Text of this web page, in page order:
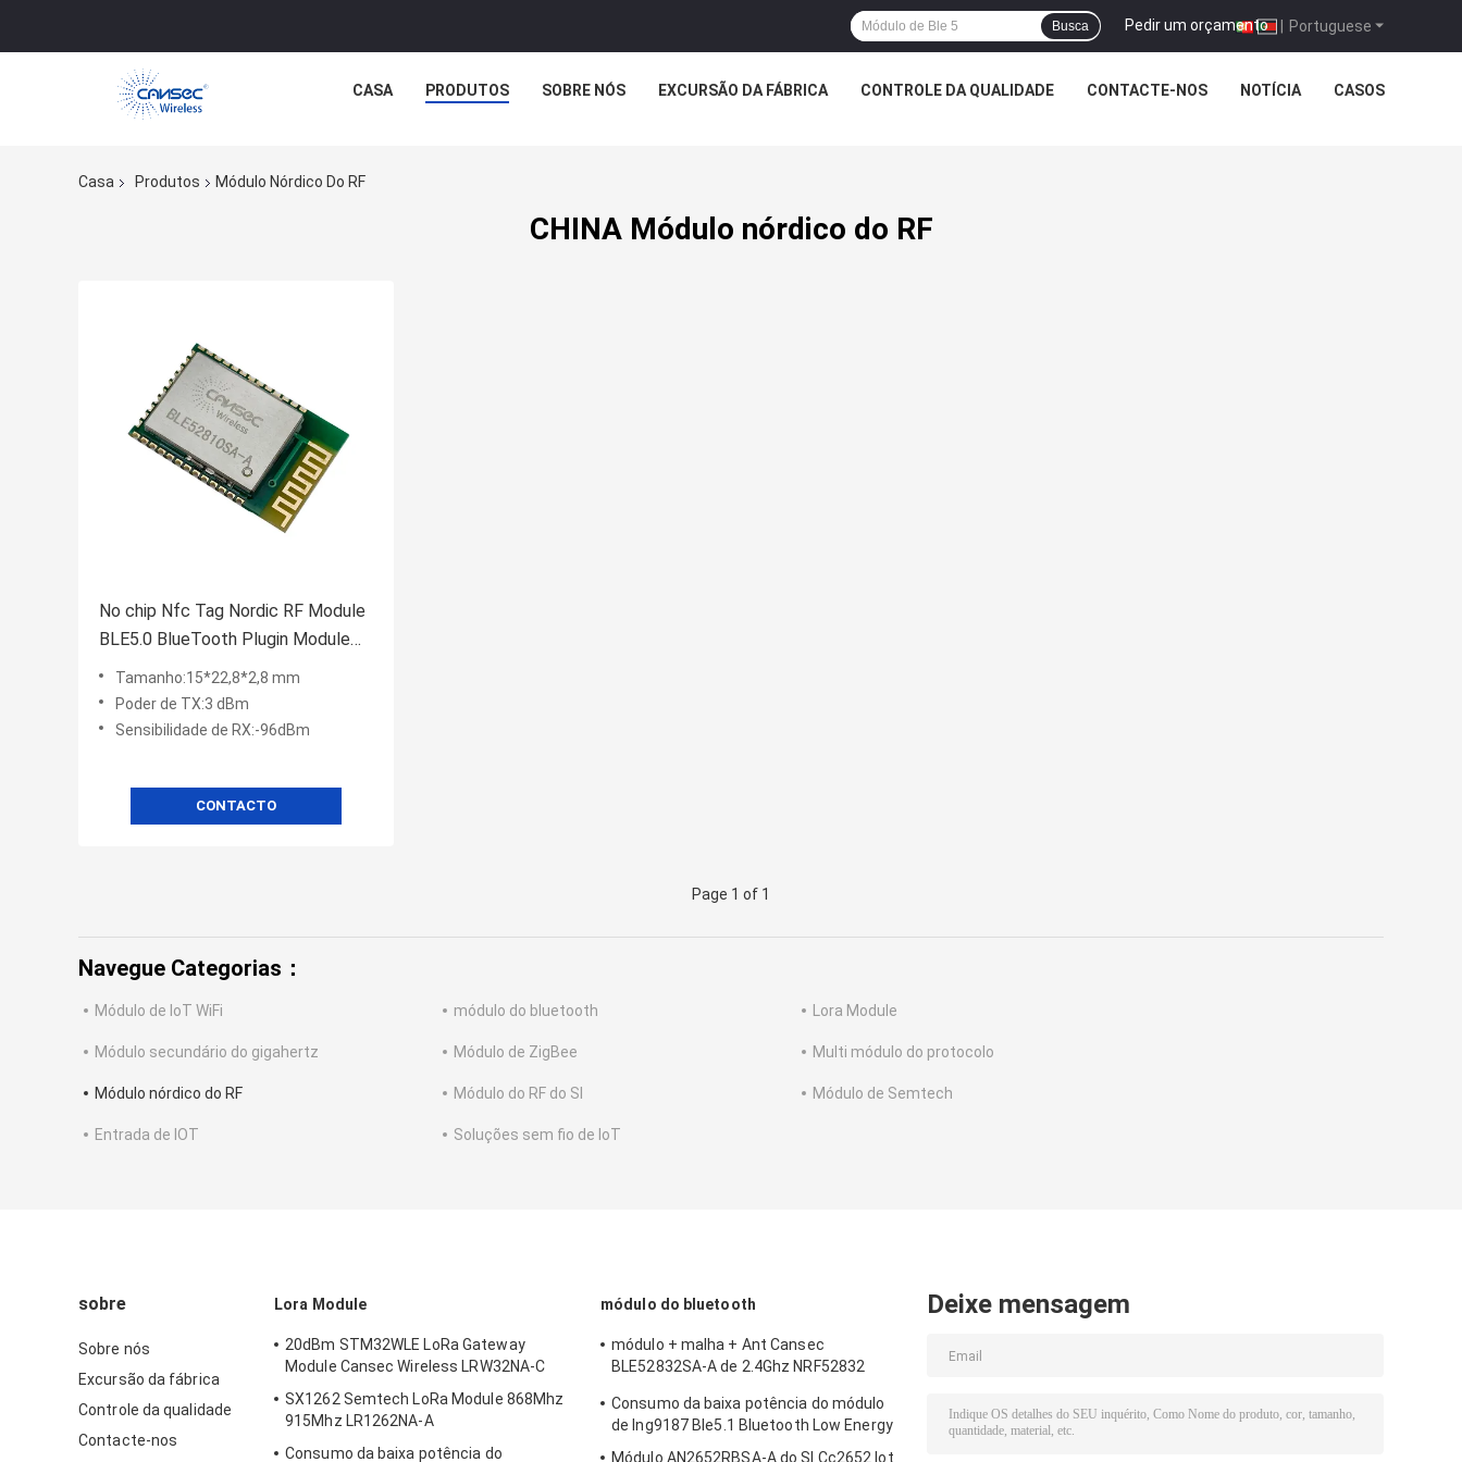
Portuguese
Pedir um orçamento |
Busca
CASA PRODUTOS SOBRE NÓS EXCURSÃO DA FÁBRICA CONTROLE DA QUALIDADE CONTACTE-NOS NOTÍCIA CASOS
Casa Produtos Módulo Nórdico Do RF
CHINA Módulo nórdico do RF
No chip Nfc Tag Nordic RF Module
BLE5.0 BlueTooth Plugin Module
BLE52810SA-A
Tamanho:15*22,8*2,8 mm
Poder de TX:3 dBm
Sensibilidade de RX:-96dBm
CONTACTO
Page 1 of 1
Navegue Categorias：
Módulo de IoT WiFi módulo do bluetooth Lora Module
Módulo secundário do gigahertz Módulo de ZigBee Multi módulo do protocolo
Módulo nórdico do RF Módulo do RF do SI Módulo de Semtech
Entrada de IOT Soluções sem fio de IoT
sobre
Sobre nós
Excursão da fábrica
Controle da qualidade
Contacte-nos
Lora Module
20dBm STM32WLE LoRa Gateway
Module Cansec Wireless LRW32NA-C
SX1262 Semtech LoRa Module 868Mhz
915Mhz LR1262NA-A
Consumo da baixa potência do
módulo do bluetooth
módulo + malha + Ant Cansec
BLE52832SA-A de 2.4Ghz NRF52832
Consumo da baixa potência do módulo
de Ing9187 Ble5.1 Bluetooth Low Energy
Módulo AN2652RBSA-A do SI Cc2652 Iot
Deixe mensagem